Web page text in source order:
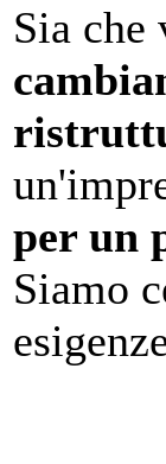
Sia che
per un
Siamo